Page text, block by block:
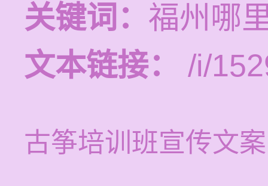
关键词： 福州哪
文本链接：
/i/
古筝培训班宣传文案